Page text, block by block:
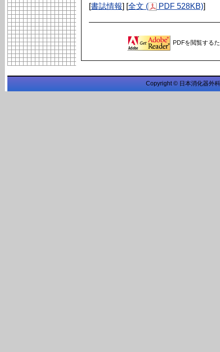
[書誌情報] [全文 ( PDF 528KB)]
PDFを閲覧する
Copyright © 日本消化器外